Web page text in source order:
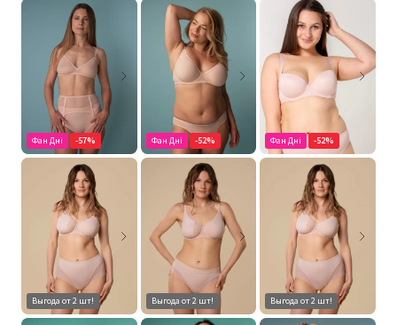
Фан Дні -57% Фан Дні -52% Фан Дні -52%
Выгода от 2 шт! Выгода от 2 шт! Выгода от 2 шт!